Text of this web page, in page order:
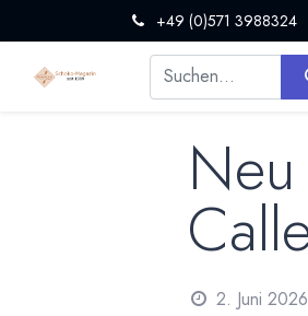
+49 (0)571 3988324
2. Juni 2026